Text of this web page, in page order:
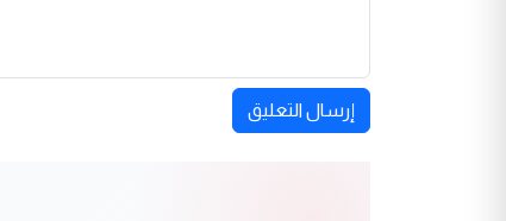
إرسال التعليق